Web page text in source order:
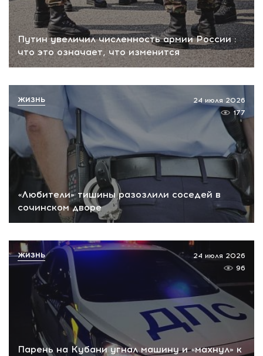
Путин увеличил численность армии России :
что это означает, что изменится
«Любители» тишины разозлили соседей в
сочинском дворе
24 июля 2026
177
ЖИЗНЬ
Парень на Кубани угнал машину и «махнул» к
24 июля 2026
96
ЖИЗНЬ